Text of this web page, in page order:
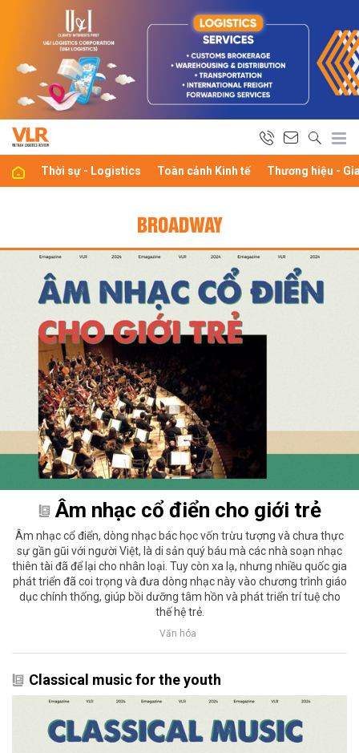
Thời sự - Logistics Toàn cảnh Kinh tế Thương hiệu -
BROADWAY
Âm nhạc cổ điển cho giới trẻ
Âm nhạc cổ điển, dòng nhạc bác học vốn trừu tượng và chưa thực
sự gần gũi với người Việt, là di sản quý báu mà các nhà soạn nhạc
thiên tài đã để lại cho nhân loại. Tuy còn xa lạ, nhưng nhiều quốc gia
phát triển đã coi trọng và đưa dòng nhạc này vào chương trình giáo
dục chính thống, giúp bồi dưỡng tâm hồn và phát triển trí tuệ cho
thế hệ trẻ.
Văn hóa
Classical music for the youth